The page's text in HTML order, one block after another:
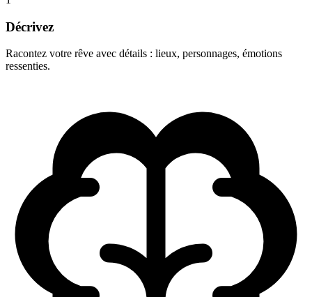
Décrivez
Racontez votre rêve avec détails : lieux, personnages, émotions
ressenties.